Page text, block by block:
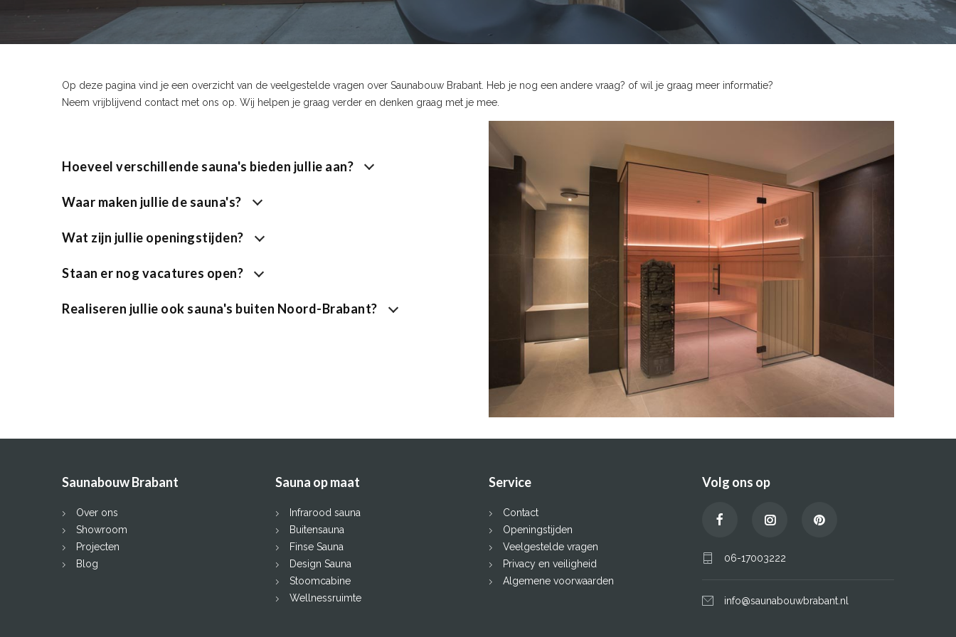
Op deze pagina vind je een overzicht van de veelgestelde vragen over Saunabouw Brabant. Heb je nog een andere vraag? of wil je graag meer informatie?
Neem vrijblijvend contact met ons op. Wij helpen je graag verder en denken graag met je mee.
Hoeveel verschillende sauna's bieden jullie aan?
Waar maken jullie de sauna's?
Wat zijn jullie openingstijden?
Staan er nog vacatures open?
Realiseren jullie ook sauna's buiten Noord-Brabant?
Saunabouw Brabant
Over ons
Showroom
Projecten
Blog
Sauna op maat
Infrarood sauna
Buitensauna
Finse Sauna
Design Sauna
Stoomcabine
Wellnessruimte
Service
Contact
Openingstijden
Veelgestelde vragen
Privacy en veiligheid
Algemene voorwaarden
Volg ons op
06-17003222
info@saunabouwbrabant.nl